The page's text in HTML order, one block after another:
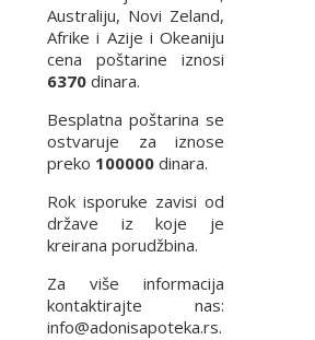
Australiju, Novi Zeland,
Afrike i Azije i Okeaniju
cena poštarine iznosi
6370 dinara.
Besplatna poštarina se
ostvaruje za iznose
preko 100000 dinara.
Rok isporuke zavisi od
države iz koje je
kreirana porudžbina.
Za više informacija
kontaktirajte nas:
info@adonisapoteka.rs.